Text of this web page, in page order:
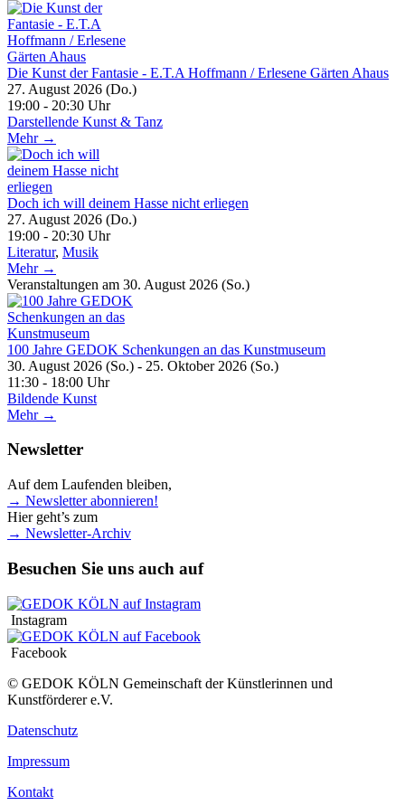
Die Kunst der Fantasie - E.T.A Hoffmann / Erlesene Gärten Ahaus
27. August 2026 (Do.)
19:00 - 20:30 Uhr
Darstellende Kunst & Tanz
Mehr →
Doch ich will deinem Hasse nicht erliegen
27. August 2026 (Do.)
19:00 - 20:30 Uhr
Literatur, Musik
Mehr →
Veranstaltungen am 30. August 2026 (So.)
100 Jahre GEDOK Schenkungen an das Kunstmuseum
30. August 2026 (So.) - 25. Oktober 2026 (So.)
11:30 - 18:00 Uhr
Bildende Kunst
Mehr →
Newsletter
Auf dem Laufenden bleiben,
→ Newsletter abonnieren!
Hier geht’s zum
→ Newsletter-Archiv
Besuchen Sie uns auch auf
Instagram
Facebook
© GEDOK KÖLN Gemeinschaft der Künstlerinnen und
Kunstförderer e.V.
Datenschutz
Impressum
Kontakt